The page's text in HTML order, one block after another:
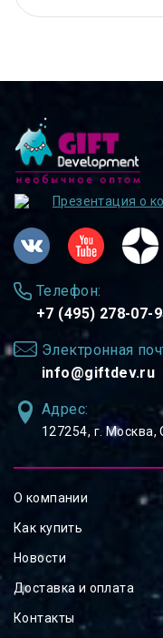
Презентация о
Телефон:
+7 (495) 278-07-
Электронная
info@giftdev.ru
Адрес:
127254, ⁠г.
О компании
Как купить
Новости
Доставка и оплата
Контакты